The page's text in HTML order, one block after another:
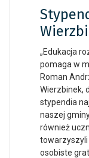
„Edukacja
pomaga w
Roman
Wierzbinek,
stypendia
naszej
również
towarzyszyli
osobiste